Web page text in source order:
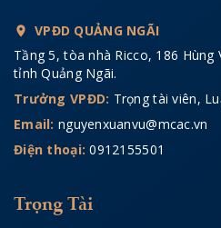
VPĐD QUẢNG NGÃI
Tầng 5, tòa nhà Ricco, 186
tỉnh Quảng Ngãi.
Trưởng VPĐD: Trọng tài viên,
Email: nguyenxuanvu@mcac.vn
Điện thoại:0912155501
Trọng Tài